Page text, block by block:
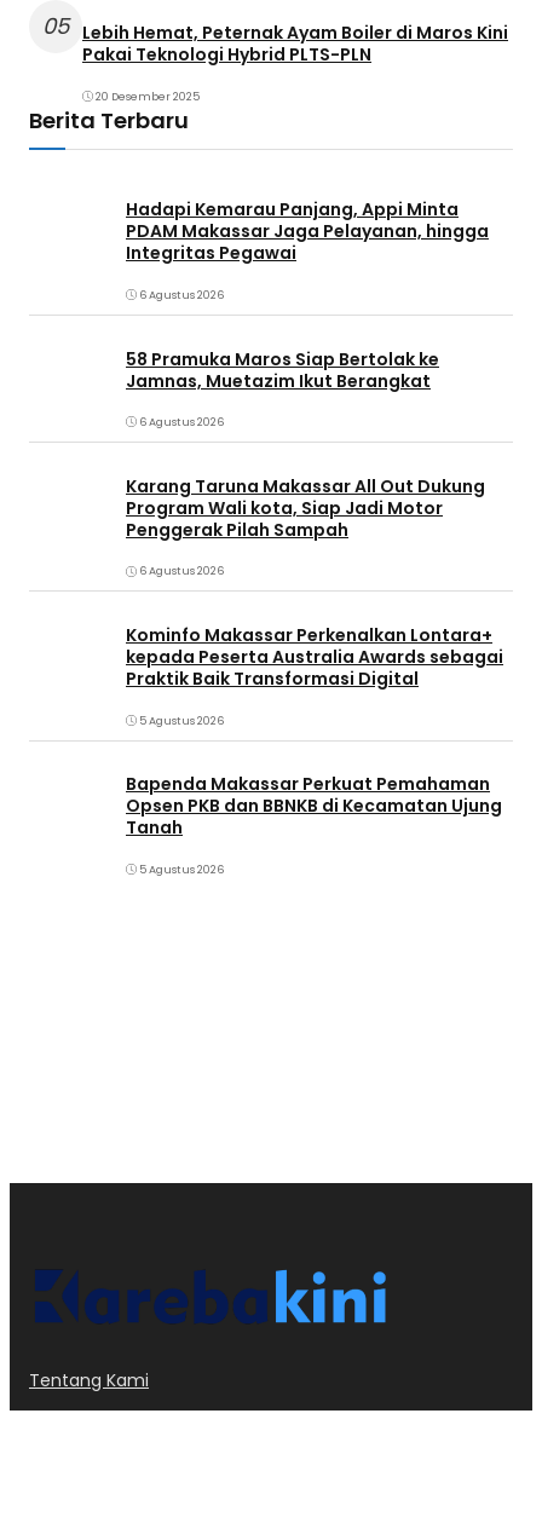
05 Lebih Hemat, Peternak Ayam Boiler di Maros Kini
Pakai Teknologi Hybrid PLTS-PLN
20 Desember 2025
Berita Terbaru
Hadapi Kemarau Panjang, Appi Minta
PDAM Makassar Jaga Pelayanan, hingga
Integritas Pegawai
6 Agustus 2026
58 Pramuka Maros Siap Bertolak ke
Jamnas, Muetazim Ikut Berangkat
6 Agustus 2026
Karang Taruna Makassar All Out Dukung
Program Wali kota, Siap Jadi Motor
Penggerak Pilah Sampah
6 Agustus 2026
Kominfo Makassar Perkenalkan Lontara+
kepada Peserta Australia Awards sebagai
Praktik Baik Transformasi Digital
5 Agustus 2026
Bapenda Makassar Perkuat Pemahaman
Opsen PKB dan BBNKB di Kecamatan Ujung
Tanah‎
5 Agustus 2026
Tentang Kami
Kode Etik